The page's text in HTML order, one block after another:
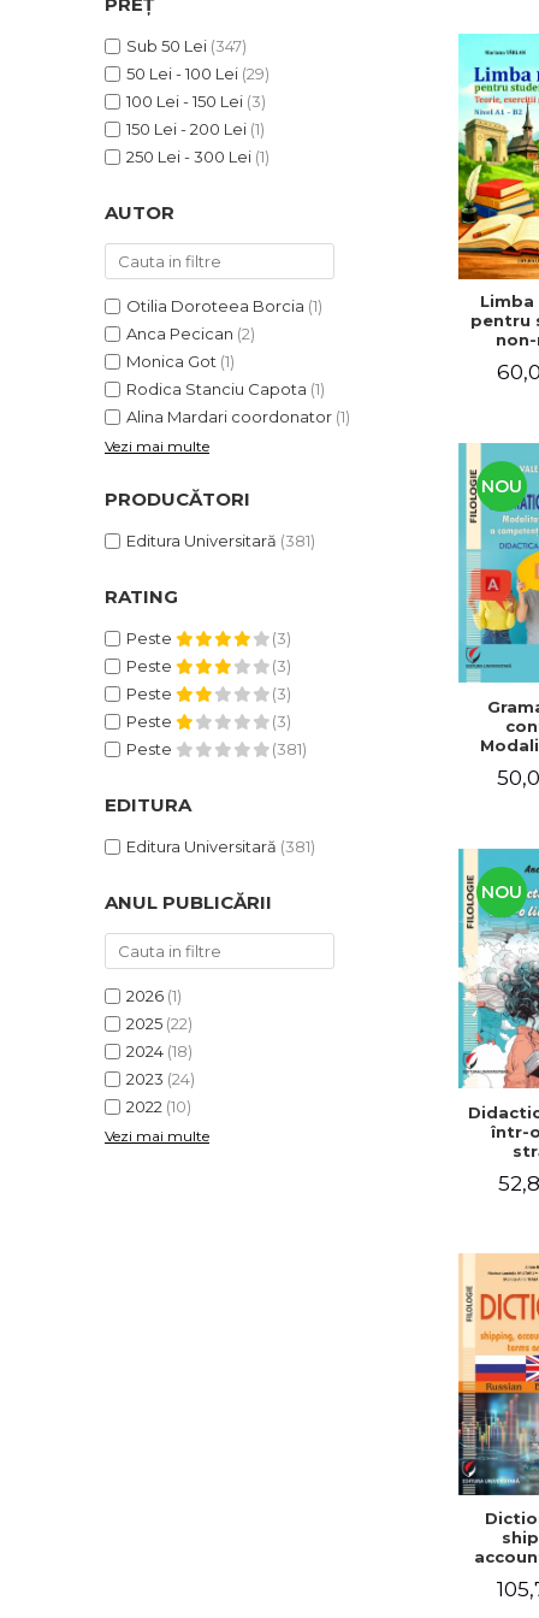
ADMINISTRATIVE
ȘTIINȚE ECONOMICE
ȘTIINȚE EXACTE
EDUCAȚIE FIZICĂ ȘI SPORT
PREUNIVERSITARIA
TIMP LIBER
PACHETE DE STUDIU
PROMOȚIILE LUNII
ULTIMELE EXEMPLARE
Cum Cumpăr
Politica de Retur
Formular de Retur
Distribuitori
Sub 50 Lei (347)
50 Lei - 100 Lei (29)
100 Lei - 150 Lei (3)
150 Lei - 200 Lei (1)
250 Lei - 300 Lei (1)
AUTOR
Otilia Doroteea Borcia (1)
Anca Pecican (2)
Monica Got (1)
Rodica Stanciu Capota (1)
Alina Mardari coordonator (1)
Vezi mai multe
PRODUCĂTORI
Editura Universitară (381)
RATING
Peste
(3)
Peste
(3)
Peste
(3)
Peste
(3)
Peste
(381)
EDITURA
Editura Universitară (381)
ANUL PUBLICĂRII
2026 (1)
2025 (22)
2024 (18)
2023 (24)
2022 (10)
Vezi mai multe
Limba
pentru
Teorie,
teste.
NOU
NOU
într-